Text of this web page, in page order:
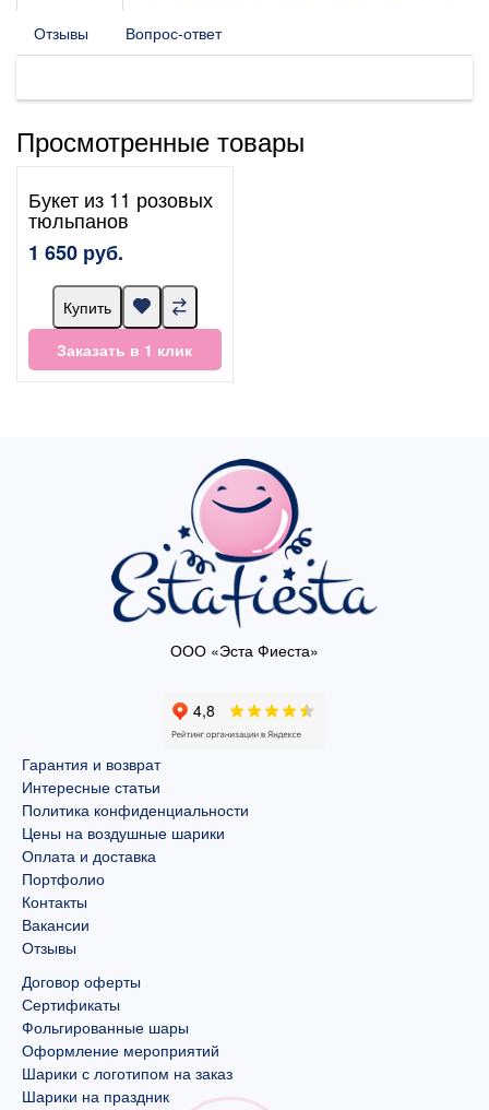
Отзывы Вопрос-ответ
Просмотренные товары
Букет из 11 розовых
тюльпанов
1 650 руб.
Купить
Заказать в 1 клик
ООО «Эста Фиеста»
Гарантия и возврат
Интересные статьи
Политика конфиденциальности
Цены на воздушные шарики
Оплата и доставка
Портфолио
Контакты
Вакансии
Отзывы
Договор оферты
Сертификаты
Фольгированные шары
Оформление мероприятий
Шарики с логотипом на заказ
Шарики на праздник